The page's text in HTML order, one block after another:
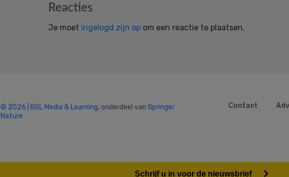
Reacties
Je moet ingelogd zijn op om een reactie te plaatsen.
© 2026 | BSL Media & Learning, onderdeel van Springer
Nature
Contact
Schrijf u in voor de nieuwsbrief